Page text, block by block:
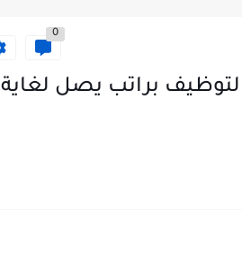
0
التوظيف براتب يصل لغاية